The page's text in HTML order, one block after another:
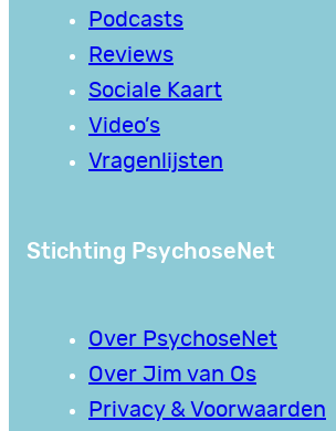
Podcasts
Reviews
Sociale Kaart
Video’s
Vragenlijsten
Stichting PsychoseNet
Over PsychoseNet
Over Jim van Os
Privacy & Voorwaarden